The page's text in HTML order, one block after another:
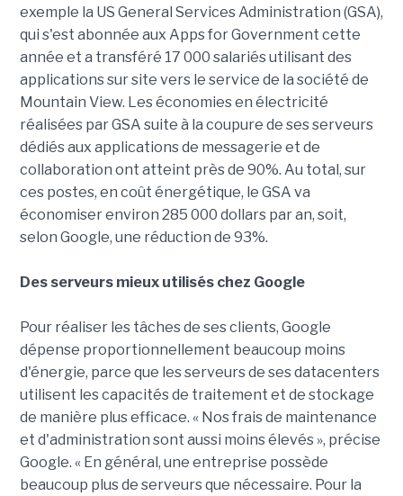
exemple la US General Services Administration (GSA),
qui s'est abonnée aux Apps for Government cette
année et a transféré 17 000 salariés utilisant des
applications sur site vers le service de la société de
Mountain View. Les économies en électricité
réalisées par GSA suite à la coupure de ses serveurs
dédiés aux applications de messagerie et de
collaboration ont atteint près de 90%. Au total, sur
ces postes, en coût énergétique, le GSA va
économiser environ 285 000 dollars par an, soit,
selon Google, une réduction de 93%.
Des serveurs mieux utilisés chez Google
Pour réaliser les tâches de ses clients, Google
dépense proportionnellement beaucoup moins
d'énergie, parce que les serveurs de ses datacenters
utilisent les capacités de traitement et de stockage
de manière plus efficace. « Nos frais de maintenance
et d'administration sont aussi moins élevés », précise
Google. « En général, une entreprise possède
beaucoup plus de serveurs que nécessaire. Pour la